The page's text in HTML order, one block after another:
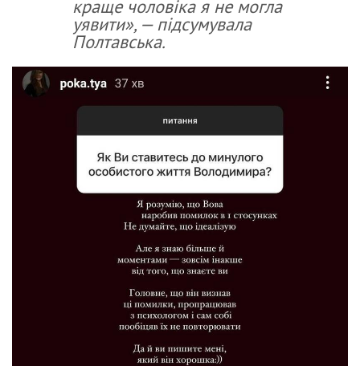
краще чоловіка я не могла
уявити», — підсумувала
Полтавська.